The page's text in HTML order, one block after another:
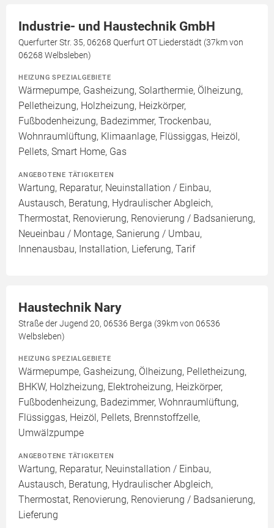
Industrie- und Haustechnik GmbH
Querfurter Str. 35, 06268 Querfurt OT Liederstädt (37km von
06268 Welbsleben)
HEIZUNG SPEZIALGEBIETE
Wärmepumpe, Gasheizung, Solarthermie, Ölheizung,
Pelletheizung, Holzheizung, Heizkörper,
Fußbodenheizung, Badezimmer, Trockenbau,
Wohnraumlüftung, Klimaanlage, Flüssiggas, Heizöl,
Pellets, Smart Home, Gas
ANGEBOTENE TÄTIGKEITEN
Wartung, Reparatur, Neuinstallation / Einbau,
Austausch, Beratung, Hydraulischer Abgleich,
Thermostat, Renovierung, Renovierung / Badsanierung,
Neueinbau / Montage, Sanierung / Umbau,
Innenausbau, Installation, Lieferung, Tarif
Haustechnik Nary
Straße der Jugend 20, 06536 Berga (39km von 06536
Welbsleben)
HEIZUNG SPEZIALGEBIETE
Wärmepumpe, Gasheizung, Ölheizung, Pelletheizung,
BHKW, Holzheizung, Elektroheizung, Heizkörper,
Fußbodenheizung, Badezimmer, Wohnraumlüftung,
Flüssiggas, Heizöl, Pellets, Brennstoffzelle,
Umwälzpumpe
ANGEBOTENE TÄTIGKEITEN
Wartung, Reparatur, Neuinstallation / Einbau,
Austausch, Beratung, Hydraulischer Abgleich,
Thermostat, Renovierung, Renovierung / Badsanierung,
Lieferung